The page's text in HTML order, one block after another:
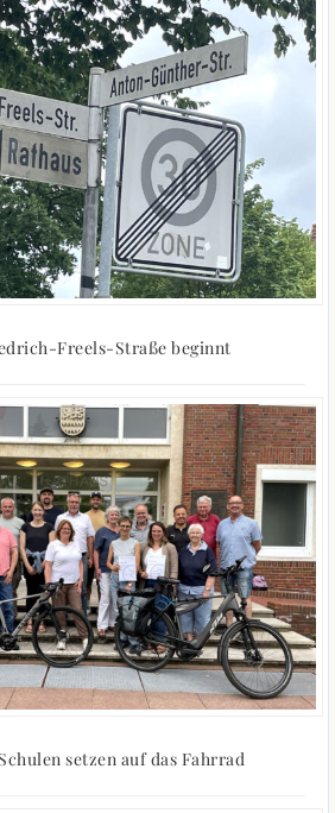
Freels-Straße beginnt
setzen auf das Fahrrad